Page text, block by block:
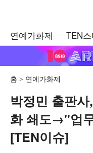
연예가화제 TEN
홈 연예가화제
박정민 출판
화 쇄도→"업
[TEN이슈]